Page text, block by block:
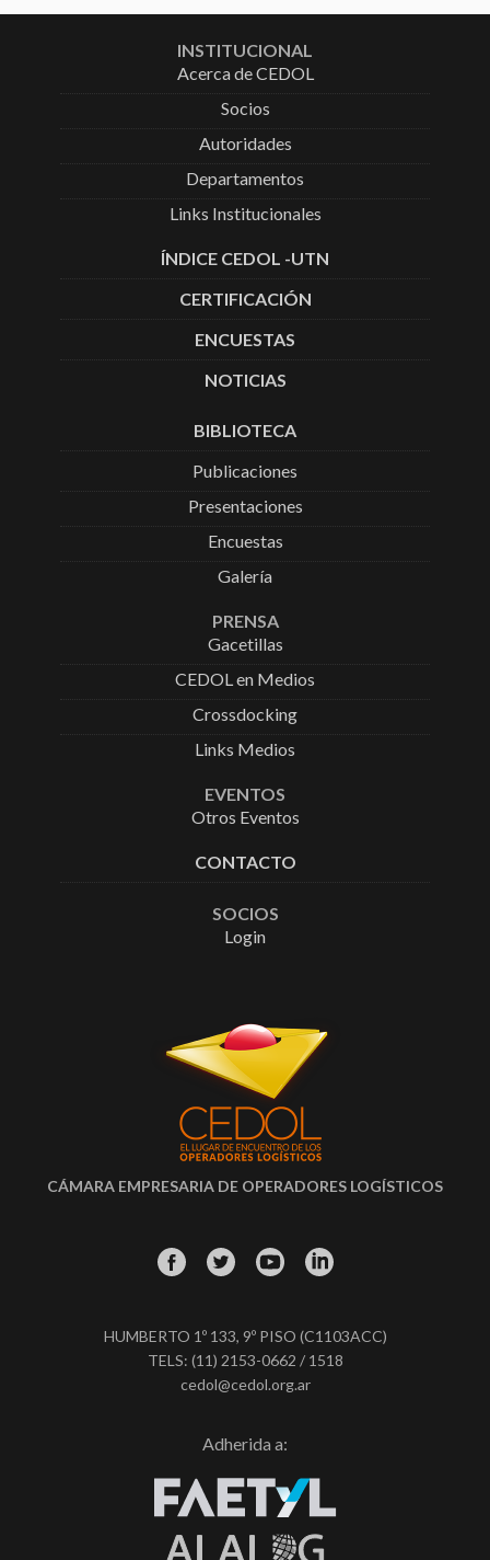
INSTITUCIONAL
Acerca de CEDOL
Socios
Autoridades
Departamentos
Links Institucionales
ÍNDICE CEDOL -UTN
CERTIFICACIÓN
ENCUESTAS
NOTICIAS
BIBLIOTECA
Publicaciones
Presentaciones
Encuestas
Galería
PRENSA
Gacetillas
CEDOL en Medios
Crossdocking
Links Medios
EVENTOS
Otros Eventos
CONTACTO
SOCIOS
Login
CÁMARA EMPRESARIA DE OPERADORES LOGÍSTICOS
HUMBERTO 1º 133, 9º PISO (C1103ACC)
TELS: (11) 2153-0662 / 1518
cedol@cedol.org.ar
Adherida a: